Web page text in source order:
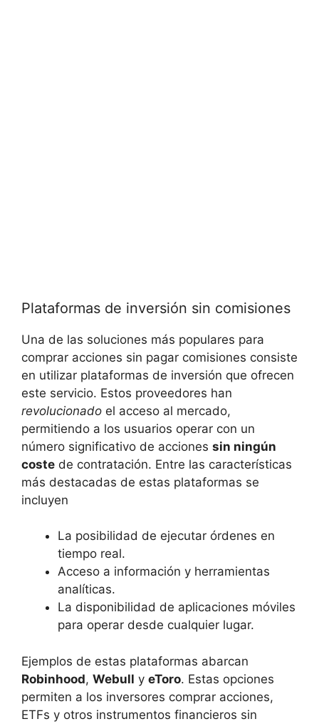
Plataformas de⁤ inversión sin comisiones
Una⁤ de las soluciones más populares para
comprar acciones sin ⁢pagar comisiones consiste
en utilizar plataformas de inversión que⁤ ofrecen‍
este‍ servicio. ⁤Estos‌ proveedores‌ han
revolucionado el acceso al mercado,
⁢permitiendo ⁤a los usuarios operar con un
número ​significativo de acciones⁢ sin ningún
⁤coste de​ contratación.⁢ Entre las características⁣
más destacadas​ de⁤ estas⁢ plataformas se
incluyen
La posibilidad‍ de ejecutar órdenes en
tiempo real.
Acceso​ a información y​ herramientas
analíticas.
La disponibilidad ⁢de aplicaciones móviles
para operar desde cualquier⁣ lugar.
Ejemplos de​ estas plataformas⁤ abarcan⁢
Robinhood, Webull y eToro. Estas opciones
⁢permiten a los‍ inversores comprar acciones,
ETFs⁣ y⁣ otros instrumentos financieros ​sin